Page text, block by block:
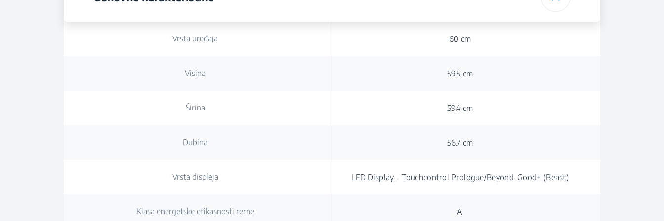
Vrsta uređaja 60 cm
Visina 59.5 cm
Širina 59.4 cm
Dubina 56.7 cm
Vrsta displeja LED Display - Touchcontrol Prologue/Beyond-Good+ (Beast)
Klasa energetske efikasnosti rerne A